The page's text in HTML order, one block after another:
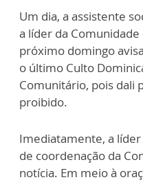
Um dia, a assistente
a líder da
próximo domingo
o último Culto
Comunitário, pois dali
proibido.
Imediatamente, a
de coordenação da
notícia. Em meio à